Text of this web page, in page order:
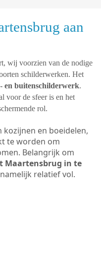
aan
wij voorzien van de nodige
schilderwerken. Het
en buitenschilderwerk.
voor de sfeer is en het
rol.
en boeidelen,
te worden om
Belangrijk om
Maartensbrug in te
relatief vol.